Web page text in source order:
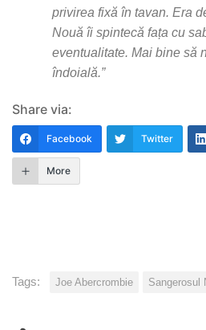
privirea fixă în tavan. Era
Nouă îi spintecă fața cu
eventualitate. Mai bine să
îndoială.”
Share via:
Facebook Twitter
More
Tags: Joe Abercrombie Sangerosul